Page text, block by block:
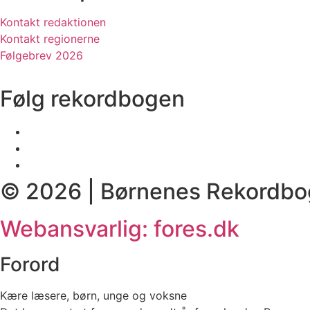
Kontakt redaktionen
Kontakt regionerne
Følgebrev 2026
Følg rekordbogen
© 2026 | Børnenes
Webansvarlig: fores.dk
Forord
Kære læsere, børn, unge og voksne